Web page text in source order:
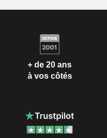
+ de 20 ans
à vos côtés